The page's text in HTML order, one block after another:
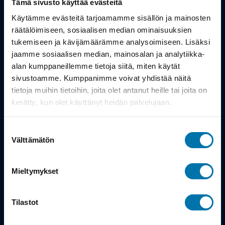
Tämä sivusto käyttää evästeitä
Käytämme evästeitä tarjoamamme sisällön ja mainosten
räätälöimiseen, sosiaalisen median ominaisuuksien
tukemiseen ja kävijämäärämme analysoimiseen. Lisäksi
jaamme sosiaalisen median, mainosalan ja analytiikka-
alan kumppaneillemme tietoja siitä, miten käytät
sivustoamme. Kumppanimme voivat yhdistää näitä
tietoja muihin tietoihin, joita olet antanut heille tai joita on
kerätty, kun olet käyttänyt heidän palvelujaan.
valinta
Välttämätön
Mieltymykset
Tilastot
Työsuhdepyörä
Info
Toimitus
Takuu ja palautukset
Maksutavat